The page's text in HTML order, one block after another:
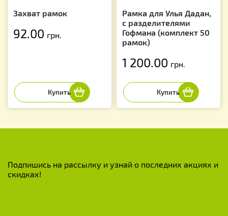
Захват рамок
92.00 грн.
Рамка для Улья Дадан,
с разделителями
Гофмана (комплект 50
рамок)
1 200.00 грн.
Подпишись на рассылку и узнай о последних акциях и
скидках!